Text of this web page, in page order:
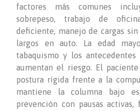
factores más comunes
sobrepeso, trabajo de
deficiente, manejo de cargas
largos en auto. La edad
tabaquismo y los
aumentan el riesgo. El
postura rígida frente a la
mantiene la columna bajo
prevención con pausas